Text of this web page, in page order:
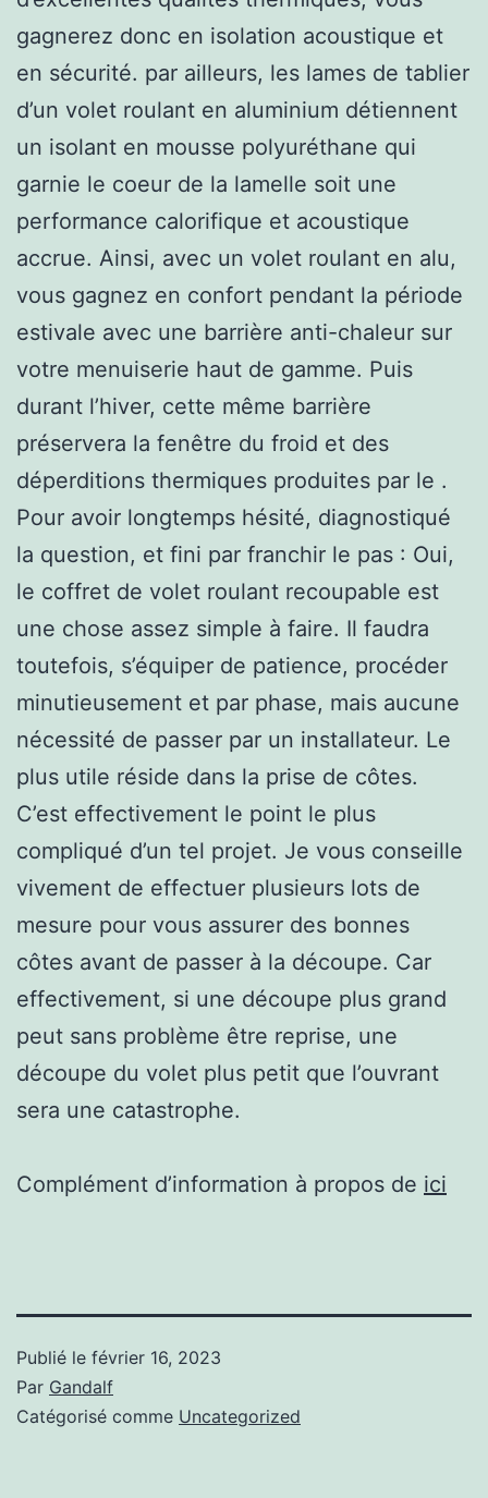
gagnerez donc en isolation acoustique et
en sécurité. par ailleurs, les lames de tablier
d’un volet roulant en aluminium détiennent
un isolant en mousse polyuréthane qui
garnie le coeur de la lamelle soit une
performance calorifique et acoustique
accrue. Ainsi, avec un volet roulant en alu,
vous gagnez en confort pendant la période
estivale avec une barrière anti-chaleur sur
votre menuiserie haut de gamme. Puis
durant l’hiver, cette même barrière
préservera la fenêtre du froid et des
déperditions thermiques produites par le .
Pour avoir longtemps hésité, diagnostiqué
la question, et fini par franchir le pas : Oui,
le coffret de volet roulant recoupable est
une chose assez simple à faire. Il faudra
toutefois, s’équiper de patience, procéder
minutieusement et par phase, mais aucune
nécessité de passer par un installateur. Le
plus utile réside dans la prise de côtes.
C’est effectivement le point le plus
compliqué d’un tel projet. Je vous conseille
vivement de effectuer plusieurs lots de
mesure pour vous assurer des bonnes
côtes avant de passer à la découpe. Car
effectivement, si une découpe plus grand
peut sans problème être reprise, une
découpe du volet plus petit que l’ouvrant
sera une catastrophe.
Complément d’information à propos de ici
Publié le février 16, 2023
Par Gandalf
Catégorisé comme Uncategorized